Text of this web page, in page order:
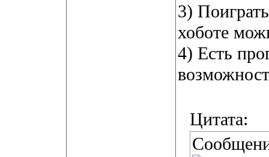
3)
хоботе
4) Есть
Цитата: